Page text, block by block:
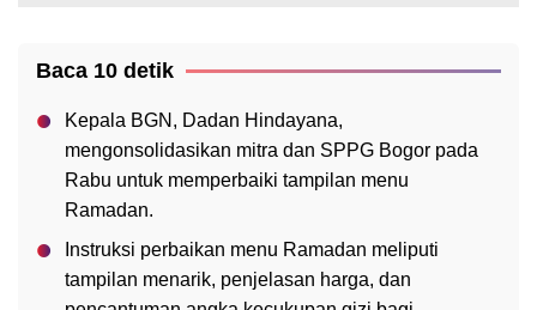
Baca 10 detik
Kepala BGN, Dadan Hindayana,
mengonsolidasikan mitra dan SPPG Bogor pada
Rabu untuk memperbaiki tampilan menu
Ramadan.
Instruksi perbaikan menu Ramadan meliputi
tampilan menarik, penjelasan harga, dan